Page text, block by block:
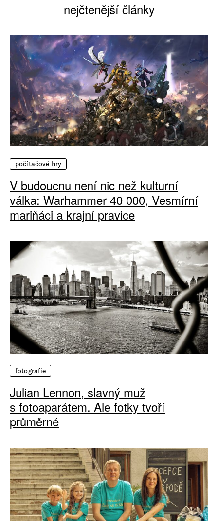
nejčtenější články
počítačové hry
V budoucnu není nic než kulturní
válka: Warhammer 40 000, Vesmírní
mariňáci a krajní pravice
fotografie
Julian Lennon, slavný muž
s fotoaparátem. Ale fotky tvoří
průměrné